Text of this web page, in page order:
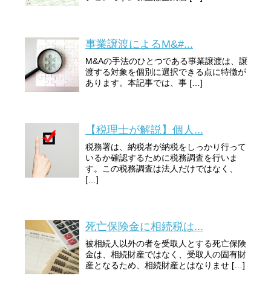
事業譲渡によるM&#...
M&Aの手法のひとつである事業譲渡は、譲
渡する対象を個別に選択できる点に特徴が
あります。本記事では、事 […]
【税理士が解説】個人...
税務署は、納税者が納税をしっかり行って
いるか確認するために税務調査を行いま
す。この税務調査は法人だけではなく、
[…]
死亡保険金に相続税は...
被相続人以外の者を受取人とする死亡保険
金は、相続財産ではなく、受取人の固有財
産となるため、相続財産とはなりませ […]